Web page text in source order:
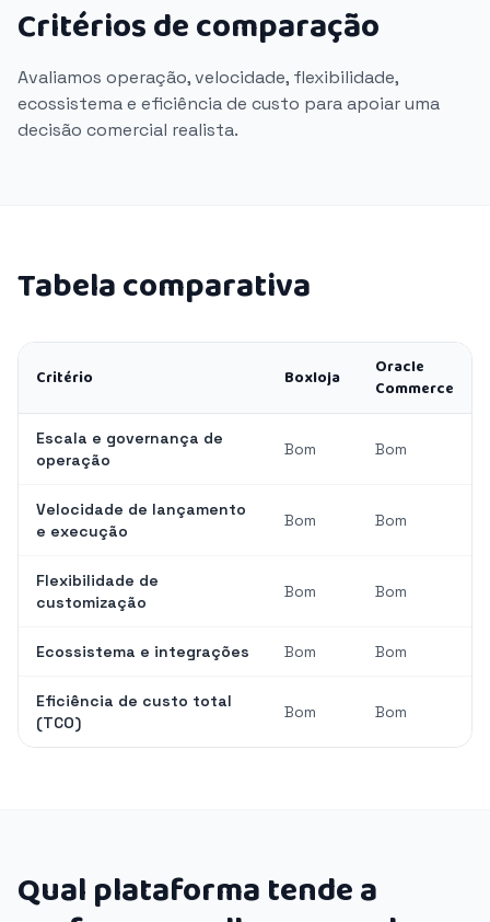
Critérios de comparação
Avaliamos operação, velocidade, flexibilidade,
ecossistema e eficiência de custo para apoiar uma
decisão comercial realista.
Tabela comparativa
Critério Boxloja
Oracle
Commerce
Escala e governança de
operação
Bom Bom
Velocidade de lançamento
e execução
Bom Bom
Flexibilidade de
customização
Bom Bom
Ecossistema e integrações Bom Bom
Eficiência de custo total
(TCO)
Bom Bom
Qual plataforma tende a